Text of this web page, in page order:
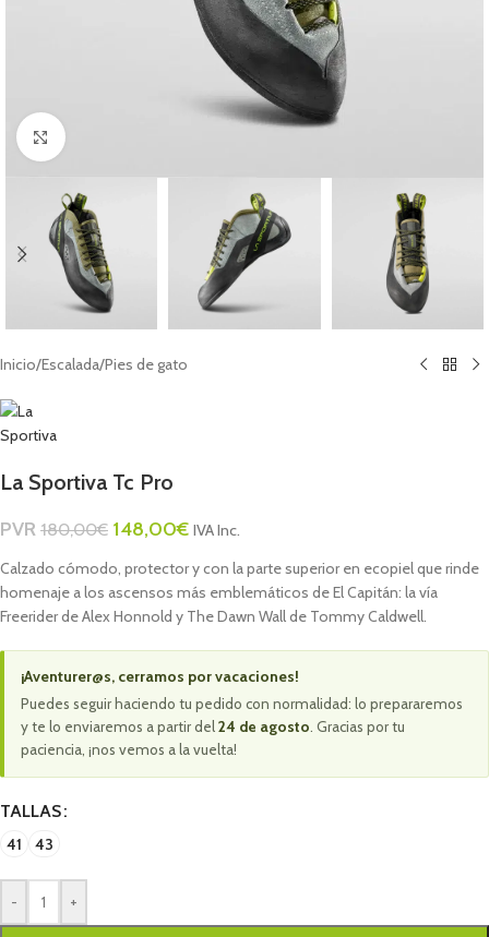
Click to enlarge
Inicio/Escalada/Pies de gato
La Sportiva Tc Pro
PVR 180,00€ 148,00€ IVA Inc.
Calzado cómodo, protector y con la parte superior en ecopiel que rinde
homenaje a los ascensos más emblemáticos de El Capitán: la vía
Freerider de Alex Honnold y The Dawn Wall de Tommy Caldwell.
¡Aventurer@s, cerramos por vacaciones!
Puedes seguir haciendo tu pedido con normalidad: lo prepararemos
y te lo enviaremos a partir del24 de agosto. Gracias por tu
paciencia, ¡nos vemos a la vuelta!
TALLAS
41 43
- +